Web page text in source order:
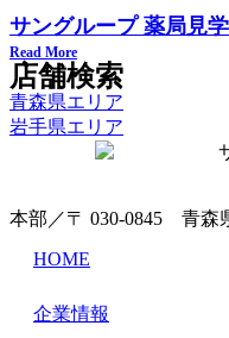
サングループ 薬局見
Read More
店舗検索
青森県エリア
岩手県エリア
本部／〒 030-0845 青森
HOME
企業情報